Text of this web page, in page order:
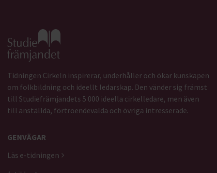
Gå till studiefrämjandets startsida
Tidningen Cirkeln inspirerar, underhåller och ökar kunskapen
om folkbildning och ideellt ledarskap. Den vänder sig främst
till Studiefrämjandets 5 000 ideella cirkelledare, men även
till anställda, förtroendevalda och övriga intresserade.
GENVÄGAR
Läs e-tidningen